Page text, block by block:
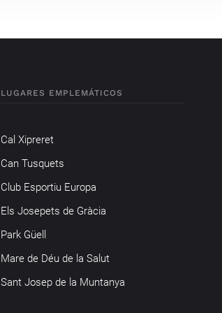
LUGARES EMPLEMÁTICOS
Cal Xipreret
Can Tusquets
Club Esportiu Europa
Els Josepets de Gràcia
Park Güell
Mare de Déu de la Salut
Sant Josep de la Muntanya